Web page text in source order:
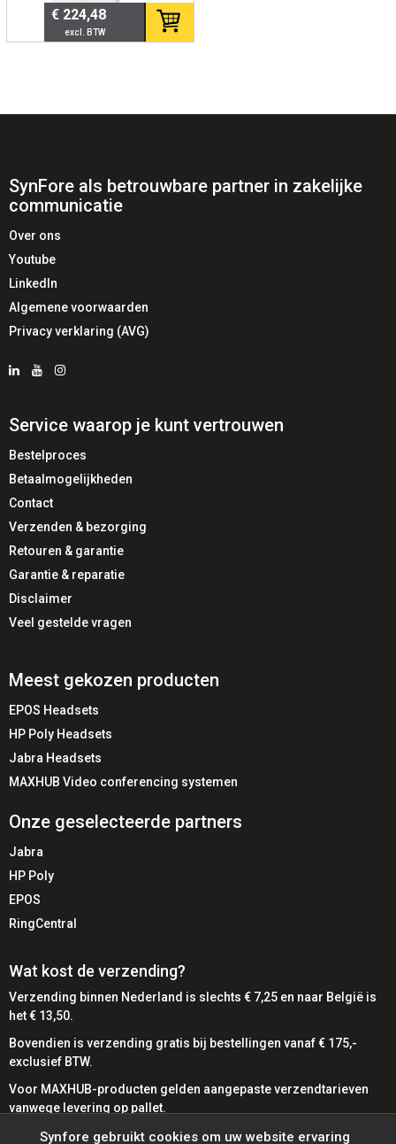
€ 224,48
SynFore als betrouwbare partner in zakelijke
communicatie
Over ons
Youtube
LinkedIn
Algemene voorwaarden
Privacy verklaring (AVG)
Service waarop je kunt vertrouwen
Bestelproces
Betaalmogelijkheden
Contact
Verzenden & bezorging
Retouren & garantie
Garantie & reparatie
Disclaimer
Veel gestelde vragen
Meest gekozen producten
EPOS Headsets
HP Poly Headsets
Jabra Headsets
MAXHUB Video conferencing systemen
Onze geselecteerde partners
Jabra
HP Poly
EPOS
RingCentral
Wat kost de verzending?
Verzending binnen Nederland is slechts € 7,25 en naar België is
het € 13,50.
Bovendien is verzending gratis bij bestellingen vanaf € 175,-
exclusief BTW.
Voor MAXHUB-producten gelden aangepaste verzendtarieven
vanwege levering op pallet.
Bij SynFore kunt u gemakkelijk betalen met diverse
Synfore gebruikt cookies om uw website ervaring